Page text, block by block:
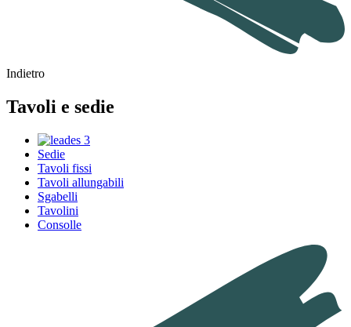
Indietro
Tavoli e sedie
Sedie
Tavoli fissi
Tavoli allungabili
Sgabelli
Tavolini
Consolle